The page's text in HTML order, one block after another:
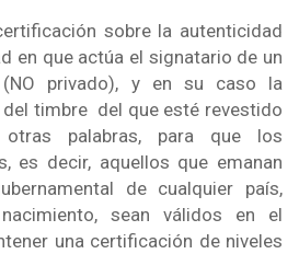
sobre la autenticidad
en que actúa el signatario de un
(NO privado), y en su caso la
timbre del que esté revestido
palabras, para que los
es decir, aquellos que emanan
de cualquier país,
sean válidos en el
una certificación de niveles